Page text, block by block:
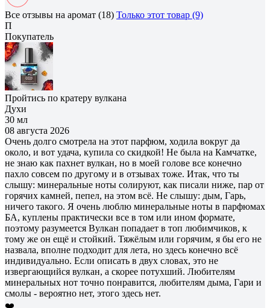
Все отзывы на аромат (18) Только этот товар (9)
П
Покупатель
Пройтись по кратеру вулкана
Духи
30 мл
08 августа 2026
Очень долго смотрела на этот парфюм, ходила вокруг да
около, и вот удача, купила со скидкой! Не была на Камчатке,
не знаю как пахнет вулкан, но в моей голове все конечно
пахло совсем по другому и в отзывах тоже. Итак, что ты
слышу: минеральные ноты солируют, как писали ниже, пар от
горячих камней, пепел, на этом всё. Не слышу: дым, Гарь,
ничего такого. Я очень люблю минеральные ноты в парфюмах
БА, куплены практически все в том или ином формате,
поэтому разумеется Вулкан попадает в топ любимчиков, к
тому же он ещё и стойкий. Тяжёлым или горячим, я бы его не
назвала, вполне подходит для лета, но здесь конечно всё
индивидуально. Если описать в двух словах, это не
извергающийся вулкан, а скорее потухший. Любителям
минеральных нот точно понравится, любителям дыма, Гари и
смолы - вероятно нет, этого здесь нет.
❤️